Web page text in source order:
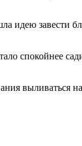
идею завести
спокойнее
выливаться